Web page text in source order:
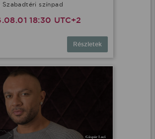
Szabadtéri színpad
18:30 UTC+2
Részletek